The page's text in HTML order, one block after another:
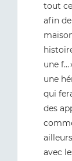
tout
afin
une f…
une
qui
des
avec